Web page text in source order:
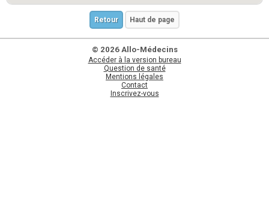
Retour Haut de page
© 2026 Allo-Médecins
Accéder à la version bureau
Question de santé
Mentions légales
Contact
Inscrivez-vous